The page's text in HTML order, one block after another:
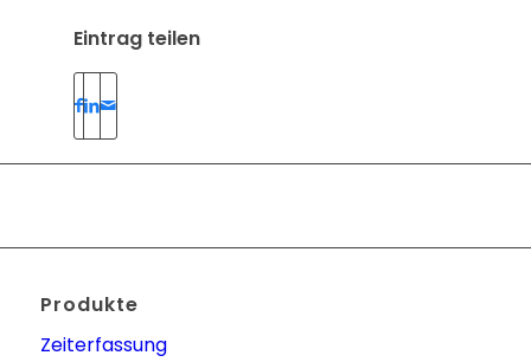
Eintrag teilen
Produkte
Zeiterfassung